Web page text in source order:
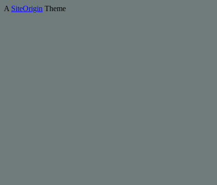
A SiteOrigin Theme